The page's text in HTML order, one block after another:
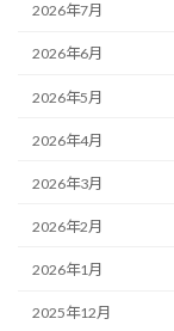
2026年7月
2026年6月
2026年5月
2026年4月
2026年3月
2026年2月
2026年1月
2025年12月